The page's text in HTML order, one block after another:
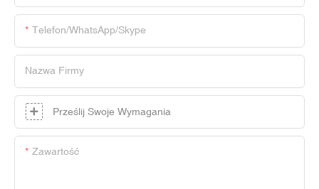
Telefon/WhatsApp/Skype
Nazwa Firmy
Prześlij Swoje Wymagania
Zawartość